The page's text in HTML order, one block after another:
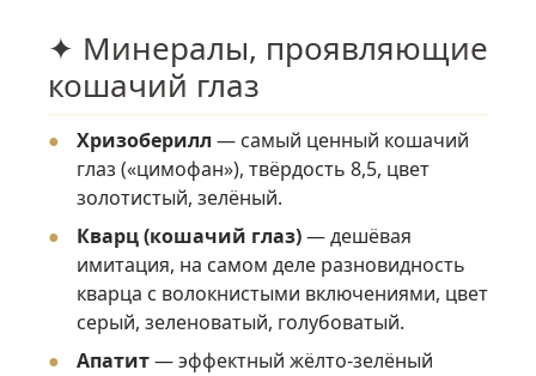
✦ Минералы, проявляющие
кошачий глаз
Хризоберилл — самый ценный кошачий
глаз («цимофан»), твёрдость 8,5, цвет
золотистый, зелёный.
Кварц (кошачий глаз)— дешёвая
имитация, на самом деле разновидность
кварца с волокнистыми включениями, цвет
серый, зеленоватый, голубоватый.
Апатит— эффектный жёлто-зелёный